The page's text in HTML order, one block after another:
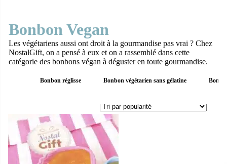
Bonbon Vegan
Les végétariens aussi ont droit à la gourmandise pas vrai ? Chez
NostalGift, on a pensé à eux et on a rassemblé dans cette
catégorie des bonbons végan à déguster en toute gourmandise.
Bonbon réglisse Bonbon végétarien sans gélatine